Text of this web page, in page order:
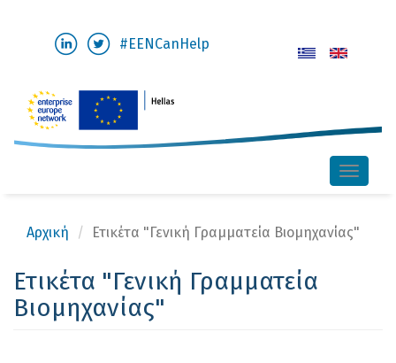
περιεχόμενο
#EENCanHelp
Toggle
Αρχική Ετικέτα "Γενική Γραμματεία Βιομηχανίας"
Ετικέτα "Γενική Γραμματεία
Βιομηχανίας"